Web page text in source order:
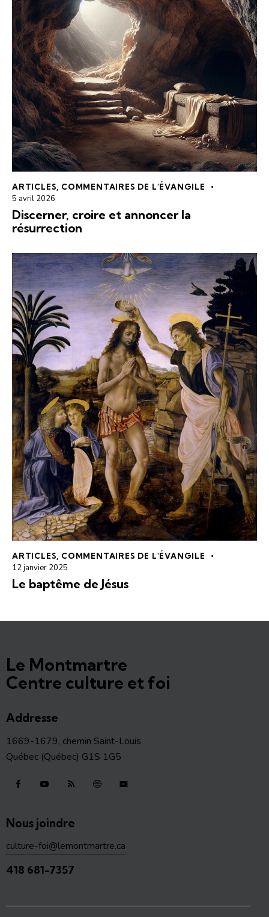
ARTICLES, COMMENTAIRES DE L'ÉVANGILE
5 avril 2026
Discerner, croire et annoncer la
résurrection
ARTICLES COMMENTAIRES DE L'ÉVANGILE
12 janvier 2025
Le baptême de Jésus
Le Montmartre
Centre culture et foi
Addresse
1669-1679, chemin Saint-Louis
Québec (Québec) G1S 1G5
Nous joindre
culture-foi@lemontmartre.ca
418 681-7357